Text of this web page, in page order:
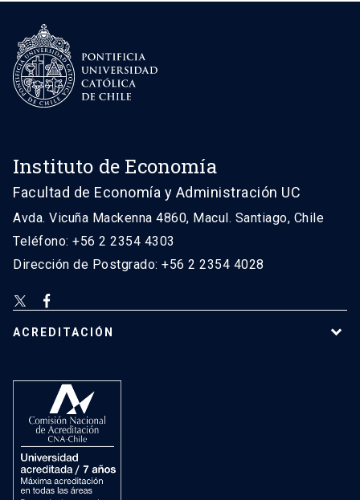
Instituto de Economía
Facultad de Economía y Administración UC
Avda. Vicuña Mackenna 4860, Macul. Santiago, Chile
Teléfono: +56 2 2354 4303
Dirección de Postgrado: +56 2 2354 4028
ACREDITACIÓN